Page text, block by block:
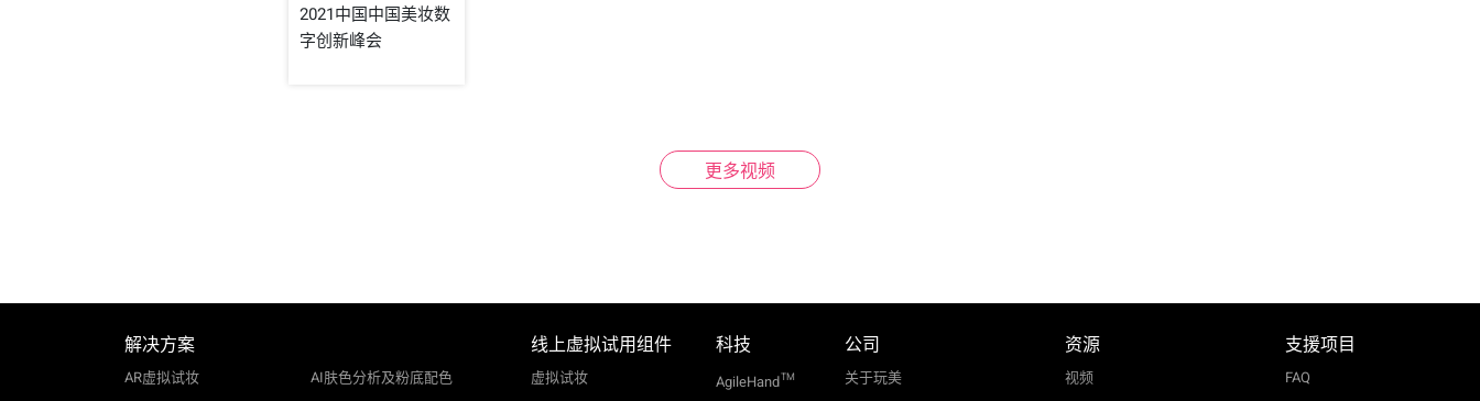
2021中国中国美妆数
字创新峰会
更多视频
解决方案
AR虚拟试妆
AI肤色分析及粉底配色
线上虚拟试用组件
虚拟试妆
科技
AgileHandTM
公司
关于玩美
资源
视频
支援项目
FAQ